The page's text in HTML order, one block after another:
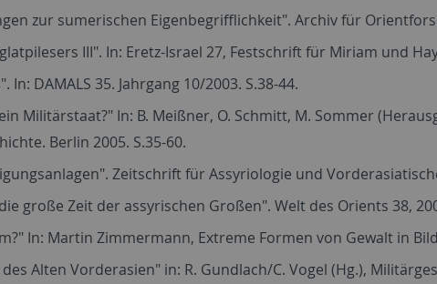
zur sumerischen Eigenbegrifflichkeit". Archiv für
III". In: Eretz-Israel 27, Festschrift für Miriam und
DAMALS 35. Jahrgang 10/2003. S.38-44.
Militärstaat?" In: B. Meißner, O. Schmitt, M. Sommer
Berlin 2005. S.35-60.
Zeitschrift für Assyriologie und
große Zeit der assyrischen Großen". Welt des Orients 38,
In: Martin Zimmermann, Extreme Formen von Gewalt in
Alten Vorderasien" in: R. Gundlach/C. Vogel (Hg.),